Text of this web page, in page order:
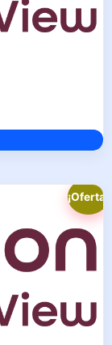
¡Oferta!